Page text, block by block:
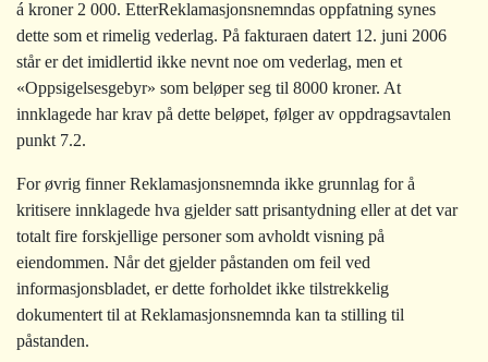
á kroner 2 000. EtterReklamasjonsnemndas oppfatning synes
dette som et rimelig vederlag. På fakturaen datert 12. juni 2006
står er det imidlertid ikke nevnt noe om vederlag, men et
«Oppsigelsesgebyr» som beløper seg til 8000 kroner. At
innklagede har krav på dette beløpet, følger av oppdragsavtalen
punkt 7.2.
For øvrig finner Reklamasjonsnemnda ikke grunnlag for å
kritisere innklagede hva gjelder satt prisantydning eller at det var
totalt fire forskjellige personer som avholdt visning på
eiendommen. Når det gjelder påstanden om feil ved
informasjonsbladet, er dette forholdet ikke tilstrekkelig
dokumentert til at Reklamasjonsnemnda kan ta stilling til
påstanden.